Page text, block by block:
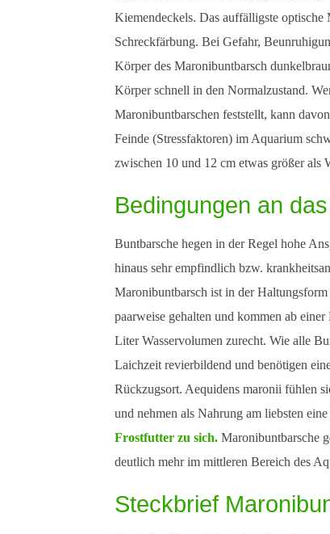
Kiemendeckels. Das auffälligste optische
Schreckfärbung. Bei Gefahr,
Körper des Maronibuntbarsch
Körper schnell in den Normalzustand.
Maronibuntbarschen feststellt, kann
Feinde (Stressfaktoren) im Aquarium
zwischen 10 und 12 cm etwas größer als
Bedingungen an
Buntbarsche hegen in der Regel hohe
hinaus sehr empfindlich bzw.
Maronibuntbarsch ist in der
paarweise gehalten und kommen ab
Liter Wasservolumen zurecht. Wie alle
Laichzeit revierbildend und benötigen
Rückzugsort. Aequidens maronii fühlen
und nehmen als Nahrung am liebsten
Frostfutter zu sich. Maronibuntbarsche
deutlich mehr im mittleren Bereich des
Steckbrief